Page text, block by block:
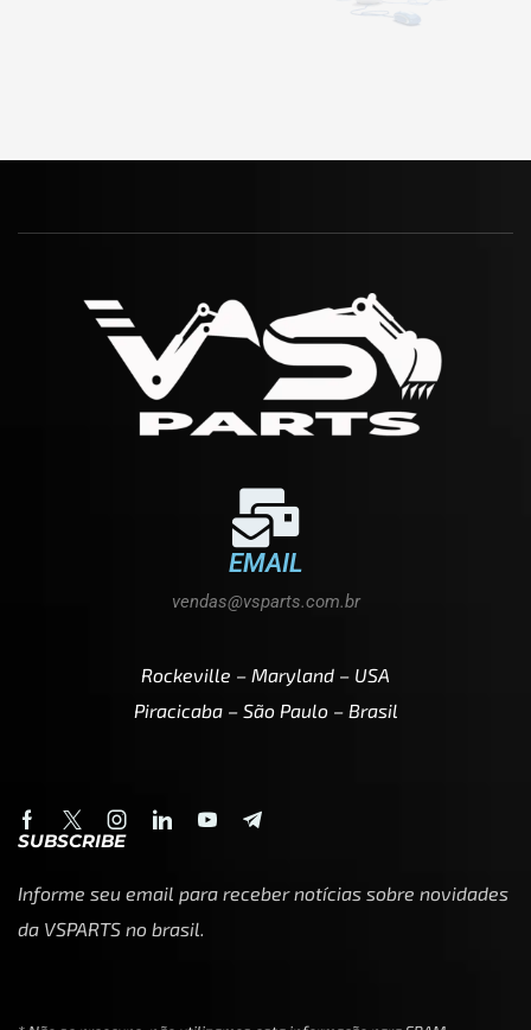
EMAIL
vendas@vsparts.com.br
Rockeville – Maryland – USA
Piracicaba – São Paulo – Brasil
SUBSCRIBE
Informe seu email para receber notícias sobre novidades
da VSPARTS no brasil.